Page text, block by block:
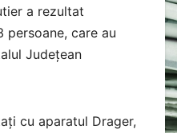
a rezultat
persoane, care au
Județean
cu aparatul Drager,